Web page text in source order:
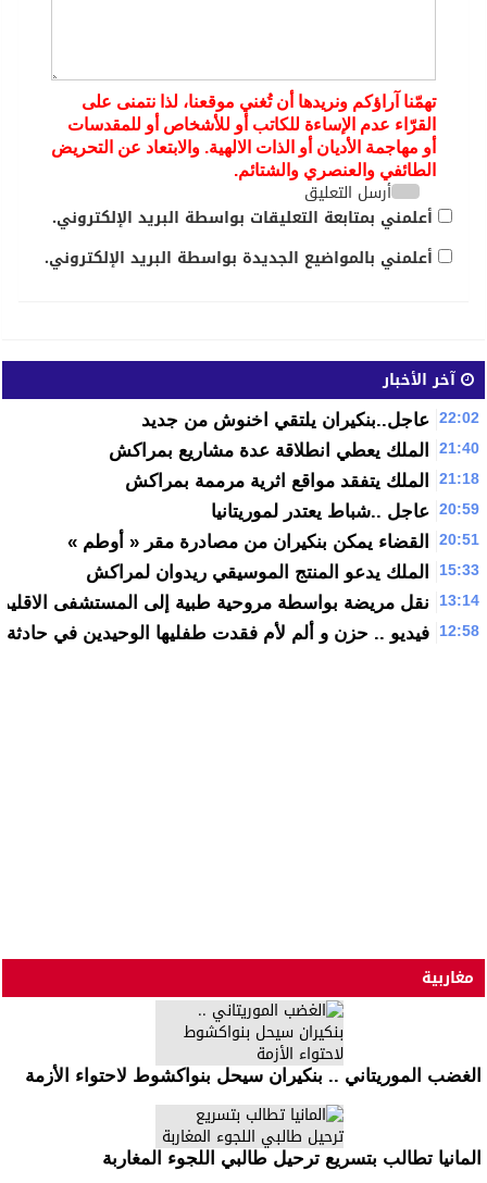
تهمّنا آراؤكم ونريدها أن تُغني موقعنا، لذا نتمنى على
القرّاء عدم الإساءة للكاتب أو للأشخاص أو للمقدسات
أو مهاجمة الأديان أو الذات الالهية. والابتعاد عن التحريض
الطائفي والعنصري والشتائم.
أرسل التعليق
أعلمني بمتابعة التعليقات بواسطة البريد الإلكتروني.
أعلمني بالمواضيع الجديدة بواسطة البريد الإلكتروني.
آخر الأخبار
22:02 عاجل..بنكيران يلتقي اخنوش من جديد
21:40 الملك يعطي انطلاقة عدة مشاريع بمراكش
21:18 الملك يتفقد مواقع اثرية مرممة بمراكش
20:59 عاجل ..شباط يعتدر لموريتانيا
20:51 القضاء يمكن بنكيران من مصادرة مقر « أوطم »
15:33 الملك يدعو المنتج الموسيقي ريدوان لمراكش
13:14 نقل مريضة بواسطة مروحية طبية إلى المستشفى
12:58 فيديو .. حزن و ألم لأم فقدت طفليها الوحيدين في حادثة
مغاربية
الغضب الموريتاني .. بنكيران سيحل بنواكشوط لاحتواء الأزمة
المانيا تطالب بتسريع ترحيل طالبي اللجوء المغاربة